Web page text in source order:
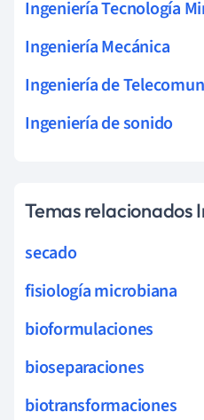
Ingeniería Tecnología
Ingeniería Mecánica
Ingeniería de
Ingeniería de sonido
Temas relacionados
secado
fisiología microbiana
bioformulaciones
bioseparaciones
biotransformaciones